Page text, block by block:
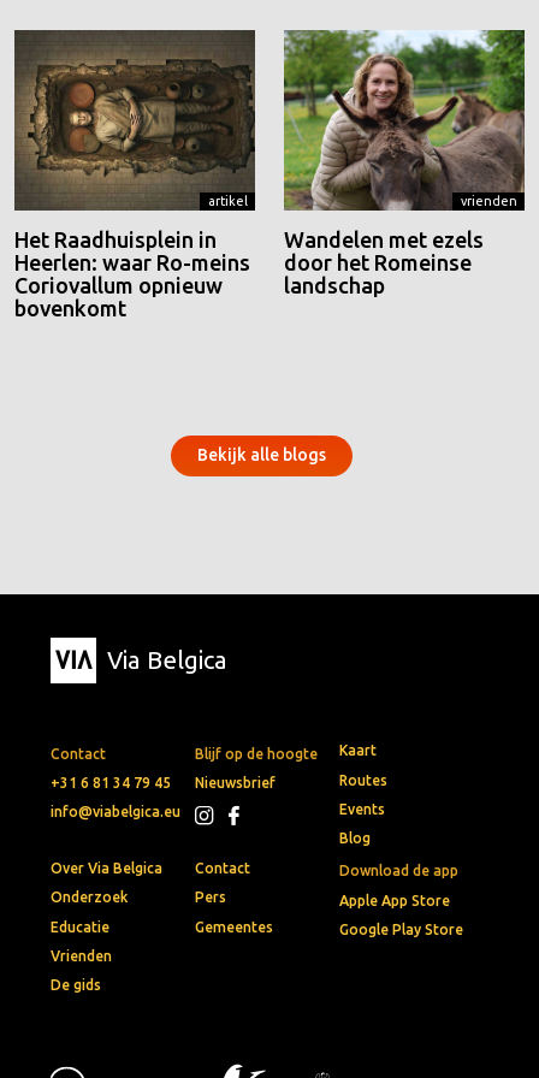
artikel
Het Raadhuisplein in
Heerlen: waar Ro-meins
Coriovallum opnieuw
bovenkomt
vrienden
Wandelen met ezels
door het Romeinse
landschap
Bekijk alle blogs
Via Belgica
Contact
+31 6 81 34 79 45
info@viabelgica.eu
Blijf op de hoogte
Nieuwsbrief
Download de app
Apple App Store
Google Play Store
Kaart
Routes
Events
Blog
Over Via Belgica
Onderzoek
Educatie
Vrienden
De gids
Contact
Pers
Gemeentes